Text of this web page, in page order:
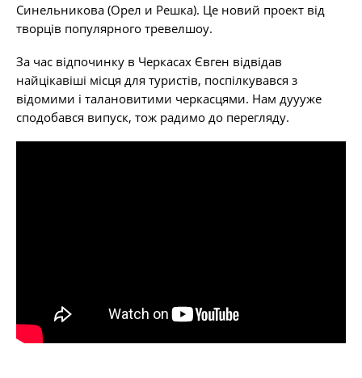
Синельникова (Орел и Решка). Це новий проект від
творців популярного тревелшоу.
За час відпочинку в Черкасах Євген відвідав
найцікавіші місця для туристів, поспілкувався з
відомими і талановитими черкасцями. Нам дуууже
сподобався випуск, тож радимо до перегляду.